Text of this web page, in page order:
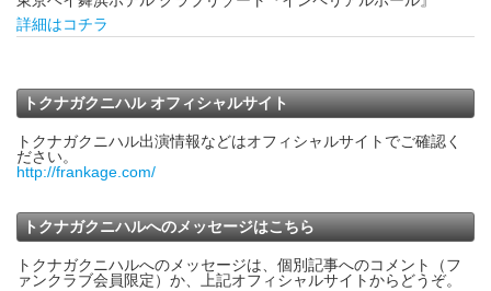
詳細はコチラ
トクナガクニハル オフィシャルサイト
トクナガクニハル出演情報などはオフィシャルサイトでご確認く
ださい。
http://frankage.com/
トクナガクニハルへのメッセージはこちら
トクナガクニハルへのメッセージは、個別記事へのコメント（フ
ァンクラブ会員限定）か、上記オフィシャルサイトからどうぞ。